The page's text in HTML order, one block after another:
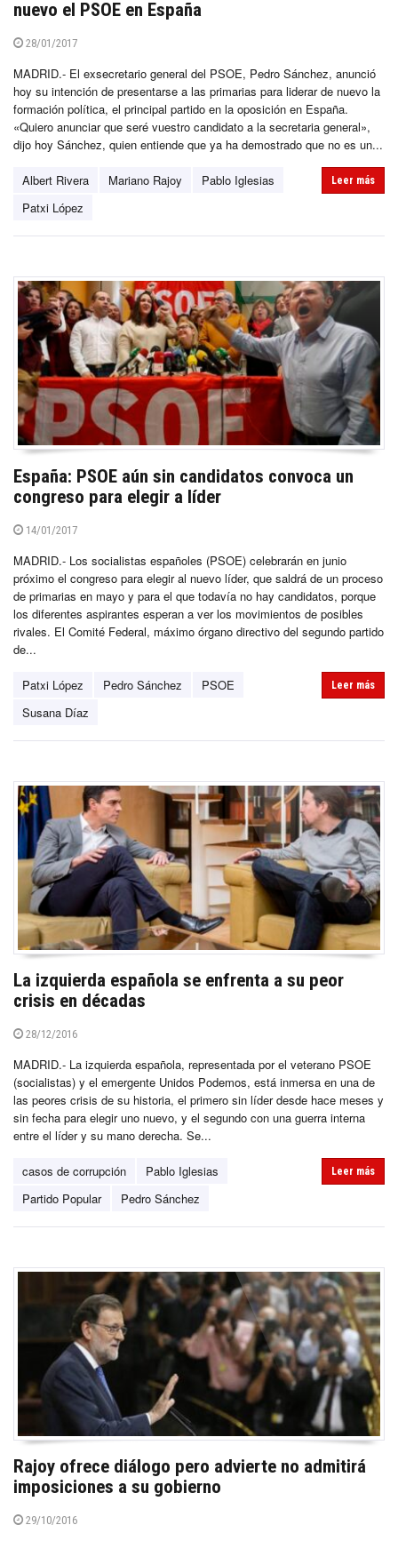
nuevo el PSOE en España
28/01/2017
MADRID.- El exsecretario general del PSOE, Pedro Sánchez, anunció
hoy su intención de presentarse a las primarias para liderar de nuevo la
formación política, el principal partido en la oposición en España.
«Quiero anunciar que seré vuestro candidato a la secretaria general»,
dijo hoy Sánchez, quien entiende que ya ha demostrado que no es un...
Albert Rivera Mariano Rajoy
Pablo Iglesias
Patxi López
Leer más
España: PSOE aún sin candidatos convoca un
congreso para elegir a líder
14/01/2017
MADRID.- Los socialistas españoles (PSOE) celebrarán en junio
próximo el congreso para elegir al nuevo líder, que saldrá de un proceso
de primarias en mayo y para el que todavía no hay candidatos, porque
los diferentes aspirantes esperan a ver los movimientos de posibles
rivales. El Comité Federal, máximo órgano directivo del segundo partido
de...
Patxi López Pedro Sánchez
PSOE
Susana Díaz
Leer más
La izquierda española se enfrenta a su peor
crisis en décadas
28/12/2016
MADRID.- La izquierda española, representada por el veterano PSOE
(socialistas) y el emergente Unidos Podemos, está inmersa en una de
las peores crisis de su historia, el primero sin líder desde hace meses y
sin fecha para elegir uno nuevo, y el segundo con una guerra interna
entre el líder y su mano derecha. Se...
casos de corrupción
Pablo Iglesias
Partido Popular
Pedro Sánchez
Leer más
Rajoy ofrece diálogo pero advierte no admitirá
imposiciones a su gobierno
29/10/2016